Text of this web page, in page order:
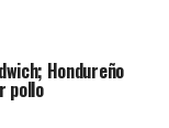
Hondureño
pollo